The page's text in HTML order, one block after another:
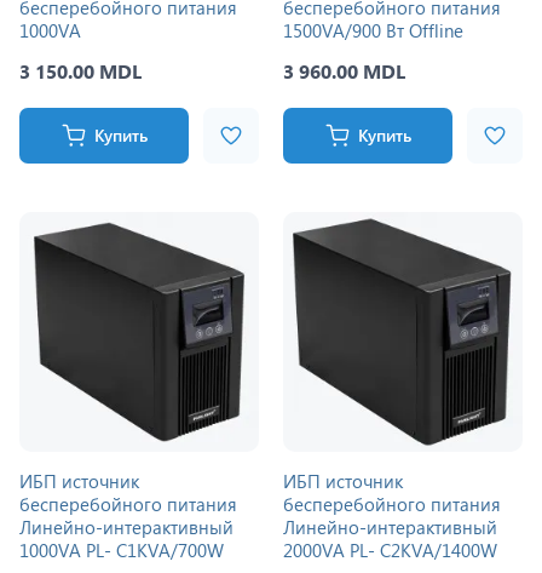
бесперебойного питания
1000VA
3 150.00 MDL
Купить
бесперебойного питания
1500VA/900 Вт Offline
3 960.00 MDL
Купить
ИБП источник
бесперебойного питания
Линейно-интерактивный
1000VA PL- C1KVA/700W
ИБП источник
бесперебойного питания
Линейно-интерактивный
2000VA PL- C2KVA/1400W